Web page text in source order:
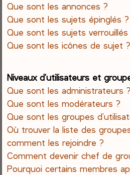
Que sont les annonces ?
Que sont les sujets épinglés ?
Que sont les sujets verrouillés
Que sont les icônes de sujet ?
Niveaux d’utilisateurs et
Que sont les administrateurs ?
Que sont les modérateurs ?
Que sont les groupes
Où trouver la liste des
comment les rejoindre ?
Comment devenir chef de
Pourquoi certains membres